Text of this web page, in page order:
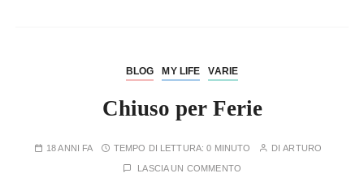
BLOG MY LIFE VARIE
Chiuso per Ferie
18 ANNI FA TEMPO DI LETTURA:0 MINUTO DIARTURO
LASCIA UN COMMENTO